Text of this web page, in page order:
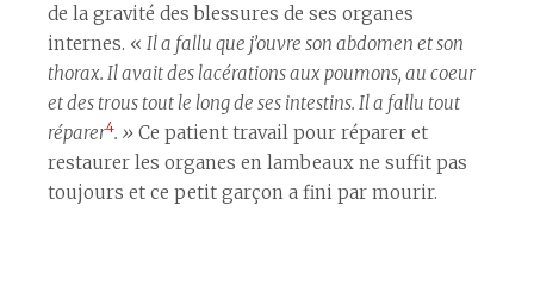
de la gravité des blessures de ses organes
internes. « Il a fallu que j’ouvre son abdomen et son
thorax. Il avait des lacérations aux poumons, au coeur
et des trous tout le long de ses intestins. Il a fallu tout
réparer4. » Ce patient travail pour réparer et
restaurer les organes en lambeaux ne suffit pas
toujours et ce petit garçon a fini par mourir.